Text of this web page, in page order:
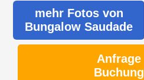
mehr Fotos von
Bungalow Saudade
Anfrage
Buchung